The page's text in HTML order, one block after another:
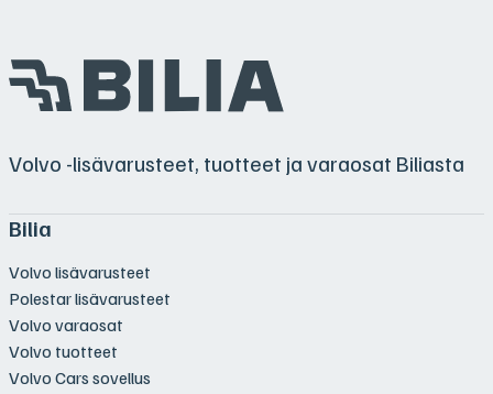
Volvo -lisävarusteet, tuotteet ja varaosat Biliasta
Bilia
Volvo lisävarusteet
Polestar lisävarusteet
Volvo varaosat
Volvo tuotteet
Volvo Cars sovellus